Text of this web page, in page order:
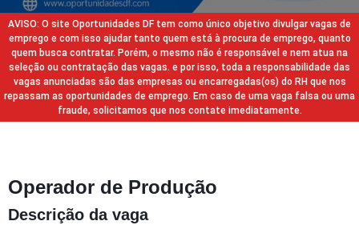
AVISO: O site Oportunidades DF tem como único objetivo divulgar vagas de
emprego e com isso ajudar tanto quem está à procura de emprego, quanto
quem busca contratar. Porém, o mesmo não é responsável e nem atua na
seleção ou contratação das vagas. e por isso, toda a responsabilidade das
vagas anunciadas são das empresas ou encarregadas(os) do RH que nos
repassam as oportunidades de emprego. Em caso de uma vaga falsa ou uma
fraude, solicitamos que nos contate imediatamente.
Operador de Produção
Descrição da vaga